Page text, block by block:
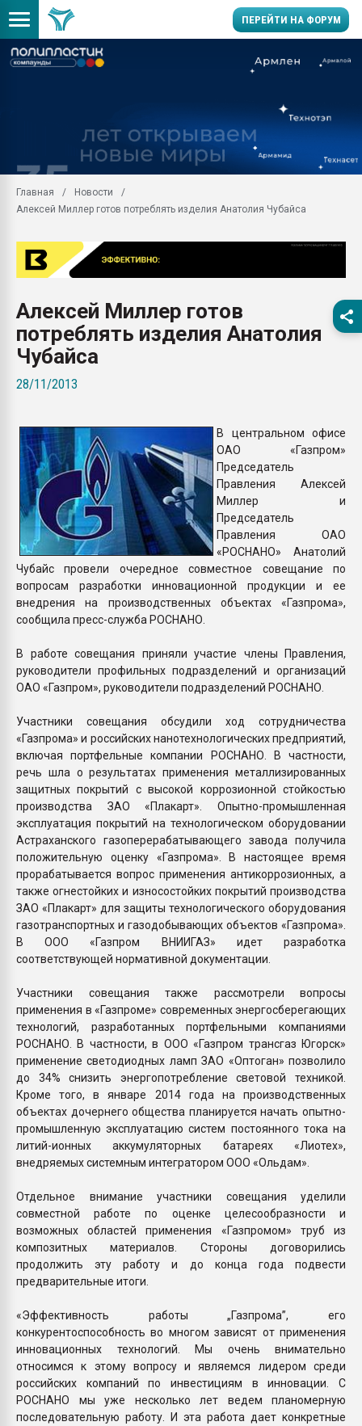
ПЕРЕЙТИ НА ФОРУМ
29.07.2026 ФРП помог
заводу пластмасс"
28.07.2026
28.07.2026
ПЕРЕЙТИ НА
Главная
Новости
Алексей Миллер готов потреблять изделия Анатолия Чубайса
Алексей Миллер готов
потреблять изделия Анатолия
Чубайса
28/11/2013
В центральном офисе
ОАО «Газпром»
Председатель
Правления Алексей
Миллер и
Председатель
Правления ОАО
«РОСНАНО» Анатолий
Чубайс провели очередное совместное совещание по
вопросам разработки инновационной продукции и ее
внедрения на производственных объектах «Газпрома»,
сообщила пресс-служба РОСНАНО.
В работе совещания приняли участие члены Правления,
руководители профильных подразделений и организаций
ОАО «Газпром», руководители подразделений РОСНАНО.
Участники совещания обсудили ход сотрудничества
«Газпрома» и российских нанотехнологических предприятий,
включая портфельные компании РОСНАНО. В частности,
речь шла о результатах применения металлизированных
защитных покрытий с высокой коррозионной стойкостью
производства ЗАО «Плакарт». Опытно-промышленная
эксплуатация покрытий на технологическом оборудовании
Астраханского газоперерабатывающего завода получила
положительную оценку «Газпрома». В настоящее время
прорабатывается вопрос применения антикоррозионных, а
также огнестойких и износостойких покрытий производства
ЗАО «Плакарт» для защиты технологического оборудования
газотранспортных и газодобывающих объектов «Газпрома».
В ООО «Газпром ВНИИГАЗ» идет разработка
соответствующей нормативной документации.
Участники совещания также рассмотрели вопросы
применения в «Газпроме» современных энергосберегающих
технологий, разработанных портфельными компаниями
РОСНАНО. В частности, в ООО «Газпром трансгаз Югорск»
применение светодиодных ламп ЗАО «Оптоган» позволило
до 34% снизить энергопотребление световой техникой.
Кроме того, в январе 2014 года на производственных
объектах дочернего общества планируется начать опытно-
промышленную эксплуатацию систем постоянного тока на
литий-ионных аккумуляторных батареях «Лиотех»,
внедряемых системным интегратором ООО «Ольдам».
Отдельное внимание участники совещания уделили
совместной работе по оценке целесообразности и
возможных областей применения «Газпромом» труб из
композитных материалов. Стороны договорились
продолжить эту работу и до конца года подвести
предварительные итоги.
«Эффективность работы „Газпрома”, его
конкурентоспособность во многом зависят от применения
инновационных технологий. Мы очень внимательно
относимся к этому вопросу и являемся лидером среди
российских компаний по инвестициям в инновации. С
РОСНАНО мы уже несколько лет ведем планомерную
последовательную работу. И эта работа дает конкретные